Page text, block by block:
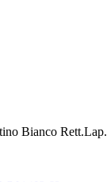
Bianco Rett.Lap.